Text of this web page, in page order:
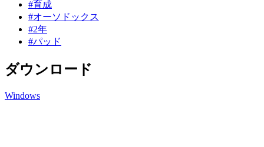
#育成
#オーソドックス
#2年
#パッド
ダウンロード
Windows